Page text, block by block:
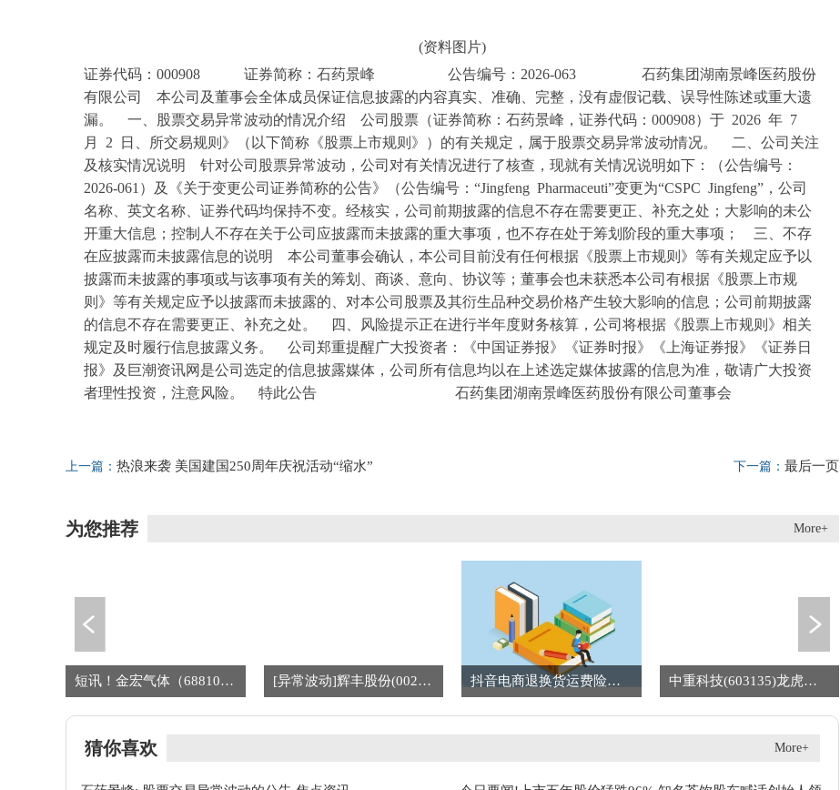
(资料图片)
证券代码：000908 证券简称：石药景峰 公告编号：2026-063 石药集团湖南景峰医药股份
有限公司 本公司及董事会全体成员保证信息披露的内容真实、准确、完整，没有虚假记载、误导性陈述或重大遗
漏。 一、股票交易异常波动的情况介绍 公司股票（证券简称：石药景峰，证券代码：000908）于 2026 年 7
月 2 日、所交易规则》（以下简称《股票上市规则》）的有关规定，属于股票交易异常波动情况。 二、公司关注
及核实情况说明 针对公司股票异常波动，公司对有关情况进行了核查，现就有关情况说明如下：（公告编号：
2026-061）及《关于变更公司证券简称的公告》（公告编号：“Jingfeng Pharmaceuti”变更为“CSPC Jingfeng”，公司
名称、英文名称、证券代码均保持不变。经核实，公司前期披露的信息不存在需要更正、补充之处；大影响的未公
开重大信息；控制人不存在关于公司应披露而未披露的重大事项，也不存在处于筹划阶段的重大事项； 三、不存
在应披露而未披露信息的说明 本公司董事会确认，本公司目前没有任何根据《股票上市规则》等有关规定应予以
披露而未披露的事项或与该事项有关的筹划、商谈、意向、协议等；董事会也未获悉本公司有根据《股票上市规
则》等有关规定应予以披露而未披露的、对本公司股票及其衍生品种交易价格产生较大影响的信息；公司前期披露
的信息不存在需要更正、补充之处。 四、风险提示正在进行半年度财务核算，公司将根据《股票上市规则》相关
规定及时履行信息披露义务。 公司郑重提醒广大投资者：《中国证券报》《证券时报》《上海证券报》《证券日
报》及巨潮资讯网是公司选定的信息披露媒体，公司所有信息均以在上述选定媒体披露的信息为准，敬请广大投资
者理性投资，注意风险。 特此公告 石药集团湖南景峰医药股份有限公司董事会
上一篇： 热浪来袭 美国建国250周年庆祝活动“缩水” 下一篇： 最后一页
为您推荐 More+
短讯！金宏气体（688106.SH）新增一起对外投资，被投资公司为海安金宏物流有限公司 [异常波动]辉丰股份(002496):股票交易异常波动-焦点消息 抖音电商退换货运费险首重范围升级至3公斤 持续提升用户体验 今头条 中重科技(603135)龙虎榜数据(07-03)
猜你喜欢 More+